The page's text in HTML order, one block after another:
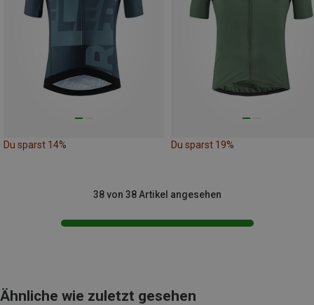
Du sparst 14% Du sparst 19%
38 von 38 Artikel angesehen
Ähnliche wie zuletzt gesehen